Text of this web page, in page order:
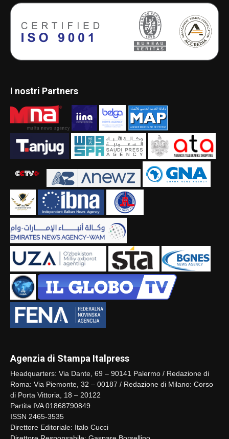
I nostri Partners
Agenzia di Stampa Italpress
Headquarters: Via Dante, 69 – 90141 Palermo / Redazione di
Roma: Via Piemonte, 32 – 00187 / Redazione di Milano: Corso
di Porta Vittoria, 18 – 20122
Partita IVA 01868790849
ISSN 2465-3535
Direttore Editoriale: Italo Cucci